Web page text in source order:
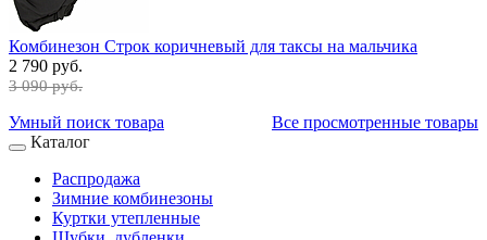
Комбинезон Строк коричневый для таксы на мальчика
2 790 руб.
3 090 руб.
Все просмотренные товары
Умный поиск товара
Каталог
Распродажа
Зимние комбинезоны
Куртки утепленные